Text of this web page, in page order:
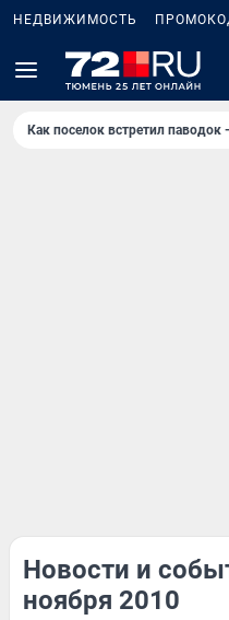
НЕДВИЖИМОСТЬ
Как поселок встретил паводок
Новости и
ноября 2010